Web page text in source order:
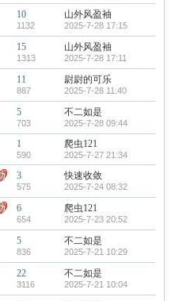
10
1132
山外风盈袖
2025-7-28 17:15
15
1313
山外风盈袖
2025-7-28 17:11
11
887
尉尉的可乐
2025-7-28 11:40
5
703
不二如是
2025-7-28 09:44
1
590
爬虫121
2025-7-27 21:34
3
575
快速收敛
2025-7-24 08:32
6
654
爬虫121
2025-7-23 20:52
5
836
不二如是
2025-7-21 10:29
22
3116
不二如是
2025-7-21 10:04